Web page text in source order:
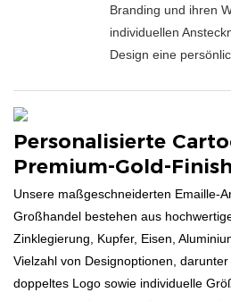
Branding und ihren
individuellen
Design eine
Personalisierte
Premium-Gold-Finish
Unsere maßgeschneiderten Emaille-
Großhandel bestehen aus
Zinklegierung, Kupfer, Eisen,
Vielzahl von Designoptionen,
doppeltes Logo sowie individuelle